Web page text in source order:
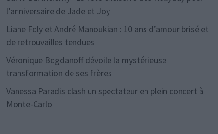
l’anniversaire de Jade et Joy
Liane Foly et André Manoukian : 10 ans d’amour brisé et
de retrouvailles tendues
Véronique Bogdanoff dévoile la mystérieuse
transformation de ses frères
Vanessa Paradis clash un spectateur en plein concert à
Monte-Carlo